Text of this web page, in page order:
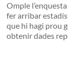
Omple
fer arribar
que hi hagi prou
obtenir dades